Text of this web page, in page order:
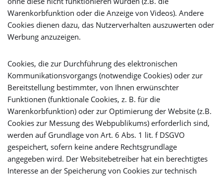
Warenkorbfunktion oder die Anzeige von Videos). Andere
Cookies dienen dazu, das Nutzerverhalten auszuwerten oder
Werbung anzuzeigen.
Cookies, die zur Durchführung des elektronischen
Kommunikationsvorgangs (notwendige Cookies) oder zur
Bereitstellung bestimmter, von Ihnen erwünschter
Funktionen (funktionale Cookies, z. B. für die
Warenkorbfunktion) oder zur Optimierung der Website (z.B.
Cookies zur Messung des Webpublikums) erforderlich sind,
werden auf Grundlage von Art. 6 Abs. 1 lit. f DSGVO
gespeichert, sofern keine andere Rechtsgrundlage
angegeben wird. Der Websitebetreiber hat ein berechtigtes
Interesse an der Speicherung von Cookies zur technisch